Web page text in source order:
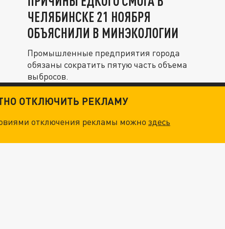
ЧЕЛЯБИНСКЕ 21 НОЯБРЯ
ОБЪЯСНИЛИ В МИНЭКОЛОГИИ
Промышленные предприятия города
обязаны сократить пятую часть объема
выбросов.
ОТКЛЮЧИТЬ РЕКЛАМУ
отключения рекламы можноздесь